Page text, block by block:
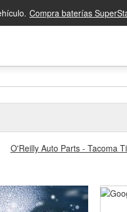
Compra baterías
O'Reilly Auto Parts - Tacoma